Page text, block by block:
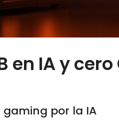
en IA y
gaming por la IA